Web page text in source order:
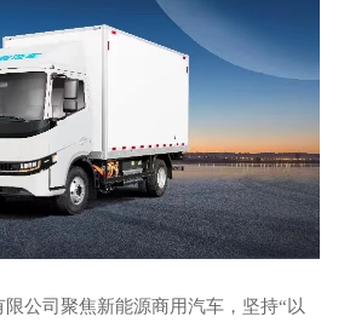
公司聚焦新能源商用汽车，坚持“以